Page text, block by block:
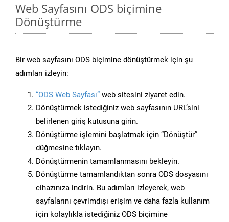
Web Sayfasını ODS biçimine
Dönüştürme
Bir web sayfasını ODS biçimine dönüştürmek için şu
adımları izleyin:
“ODS Web Sayfası” web sitesini ziyaret edin.
Dönüştürmek istediğiniz web sayfasının URL’sini
belirlenen giriş kutusuna girin.
Dönüştürme işlemini başlatmak için “Dönüştür”
düğmesine tıklayın.
Dönüştürmenin tamamlanmasını bekleyin.
Dönüştürme tamamlandıktan sonra ODS dosyasını
cihazınıza indirin. Bu adımları izleyerek, web
sayfalarını çevrimdışı erişim ve daha fazla kullanım
için kolaylıkla istediğiniz ODS biçimine